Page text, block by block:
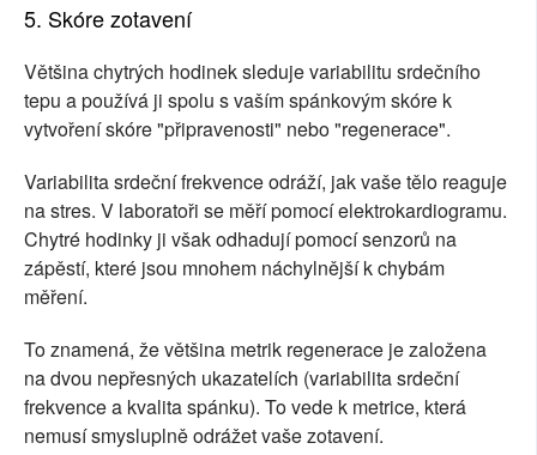
5. Skóre zotavení
Většina chytrých hodinek sleduje variabilitu srdečního
tepu a používá ji spolu s vaším spánkovým skóre k
vytvoření skóre "připravenosti" nebo "regenerace".
Variabilita srdeční frekvence odráží, jak vaše tělo reaguje
na stres. V laboratoři se měří pomocí elektrokardiogramu.
Chytré hodinky ji však odhadují pomocí senzorů na
zápěstí, které jsou mnohem náchylnější k chybám
měření.
To znamená, že většina metrik regenerace je založena
na dvou nepřesných ukazatelích (variabilita srdeční
frekvence a kvalita spánku). To vede k metrice, která
nemusí smysluplně odrážet vaše zotavení.